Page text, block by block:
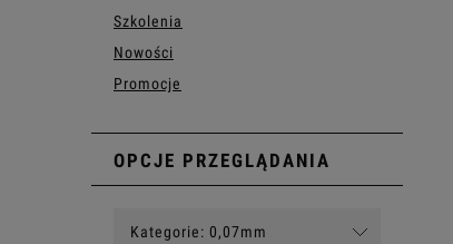
Szkolenia
Nowości
Promocje
OPCJE PRZEGLĄDANIA
Kategorie: 0,07mm